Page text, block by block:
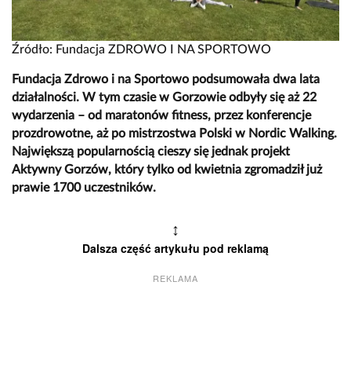
Źródło: Fundacja ZDROWO I NA SPORTOWO
Fundacja Zdrowo i na Sportowo podsumowała dwa lata
działalności. W tym czasie w Gorzowie odbyły się aż 22
wydarzenia – od maratonów fitness, przez konferencje
prozdrowotne, aż po mistrzostwa Polski w Nordic Walking.
Największą popularnością cieszy się jednak projekt
Aktywny Gorzów, który tylko od kwietnia zgromadził już
prawie 1700 uczestników.
↕
Dalsza część artykułu pod reklamą
REKLAMA